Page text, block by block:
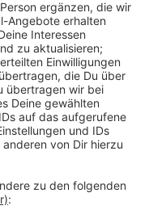
das hatte
müssen. Die
Kräfte bündeln,
haben sie in
Zum
die AVEA
ein.